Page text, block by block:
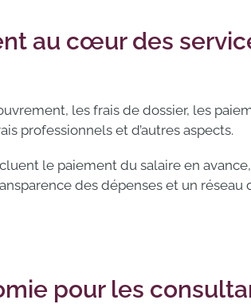
au cœur des
les frais de dossier, les
professionnels et d’autres aspects.
le paiement du salaire en
des dépenses et un réseau
pour les